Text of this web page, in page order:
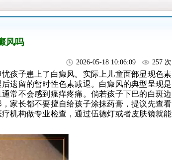
风吗
2026-05-18 10:06:09 257 次
孩子患上了白癜风。实际上儿童面部显现色素
遗留的暂时性色素减退。白癜风的典型呈现是
常不会感到瘙痒疼痛。倘若孩子下巴的白斑边
家长都不要擅自给孩子涂抹药膏，提议先查看
机构做专业检查，通过伍德灯或者皮肤镜就能